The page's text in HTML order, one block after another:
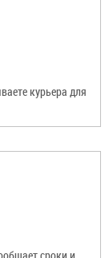
курьера для